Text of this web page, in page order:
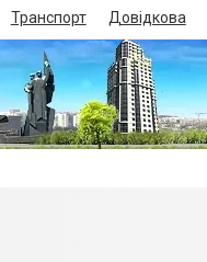
Транспорт Довідкова